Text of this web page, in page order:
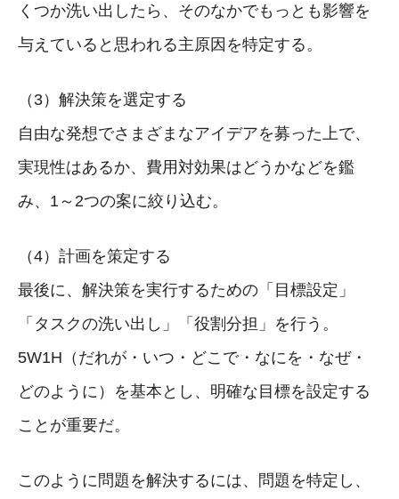
くつか洗い出したら、そのなかでもっとも影響を
与えていると思われる主原因を特定する。
（3）解決策を選定する
自由な発想でさまざまなアイデアを募った上で、
実現性はあるか、費用対効果はどうかなどを鑑
み、1～2つの案に絞り込む。
（4）計画を策定する
最後に、解決策を実行するための「目標設定」
「タスクの洗い出し」「役割分担」を行う。
5W1H（だれが・いつ・どこで・なにを・なぜ・
どのように）を基本とし、明確な目標を設定する
ことが重要だ。
このように問題を解決するには、問題を特定し、